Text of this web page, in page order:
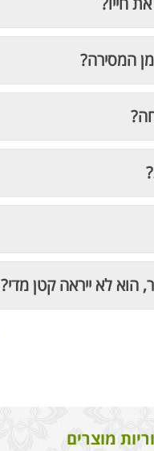
המסירה?
הוא לא ייראה קטן מדי?
מוצרים